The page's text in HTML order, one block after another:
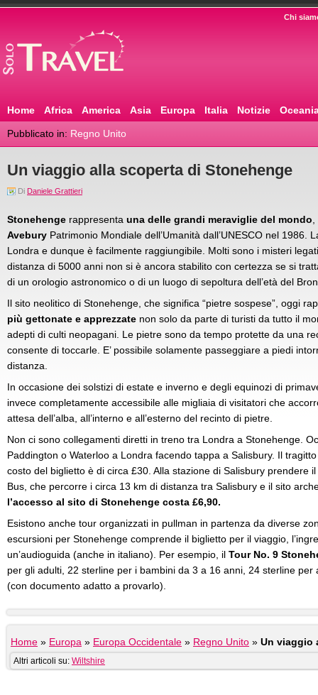
Chi
Home Africa America Asia Europa Italia Notizie
Pubblicato in: Regno Unito
Un viaggio alla scoperta di Stonehenge
Di Daniele Grattieri
Stonehenge rappresenta una delle grandi meraviglie del mondo
Avebury Patrimonio Mondiale dell’Umanità dall’UNESCO nel 1986.
Londra e dunque è facilmente raggiungibile. Molti sono i misteri
distanza di 5000 anni non si è ancora stabilito con certezza se si
di un orologio astronomico o di un luogo di sepoltura dell’età del
Il sito neolitico di Stonehenge, che significa “pietre sospese”, oggi
più gettonate e apprezzate non solo da parte di turisti da tutto il
adepti di culti neopagani. Le pietre sono da tempo protette da una
consente di toccarle. E’ possibile solamente passeggiare a piedi
distanza.
In occasione dei solstizi di estate e inverno e degli equinozi di
invece completamente accessibile alle migliaia di visitatori che
attesa dell’alba, all’interno e all’esterno del recinto di pietre.
Non ci sono collegamenti diretti in treno tra Londra a Stonehenge.
Paddington o Waterloo a Londra facendo tappa a Salisbury. Il
costo del biglietto è di circa £30. Alla stazione di Salisbury prendere
Bus, che percorre i circa 13 km di distanza tra Salisbury e il sito
l’accesso al sito di Stonehenge costa £6,90.
Esistono anche tour organizzati in pullman in partenza da diverse
escursioni per Stonehenge comprende il biglietto per il viaggio,
un’audioguida (anche in italiano). Per esempio, il Tour No. 9
per gli adulti, 22 sterline per i bambini da 3 a 16 anni, 24 sterline
(con documento adatto a provarlo).
Home » Europa » Europa Occidentale » Regno Unito » Un viaggio
Altri articoli su: Wiltshire